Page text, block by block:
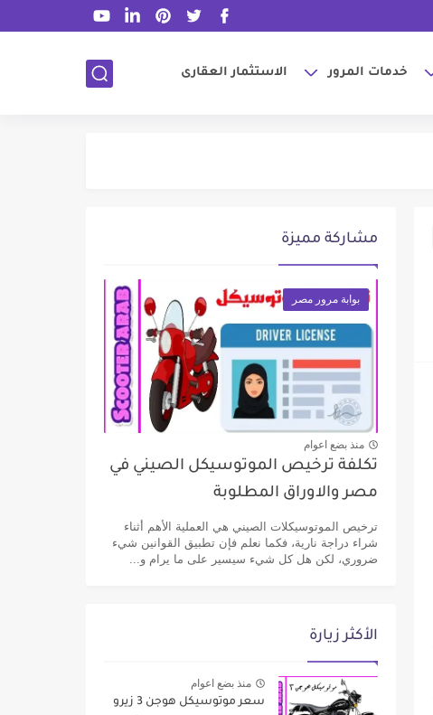
خدمات المرور
الاستثمار العقارى
مشاركة مميزة
بوابة مرور مصر
منذ بضع اعوام
تكلفة ترخيص الموتوسيكل الصيني في
مصر والاوراق المطلوبة
ترخيص الموتوسيكلات الصيني هي العملية الأهم أثناء
شراء دراجة نارية، فكما نعلم فإن تطبيق القوانين شيء
ضروري، لكن هل كل شيء سيسير على ما يرام و...
الأكثر زيارة
منذ بضع اعوام
سعر موتوسيكل هوجن 3 زيرو